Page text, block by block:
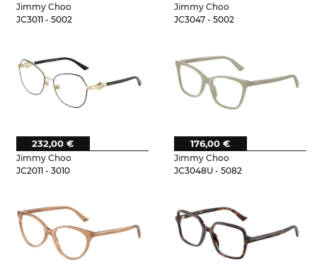
Jimmy Choo
JC3011 - 5002
Jimmy Choo
JC3047 - 5002
Jimmy Choo
JC2011 - 3010
232,00 €
Jimmy Choo
JC3048U - 5082
176,00 €